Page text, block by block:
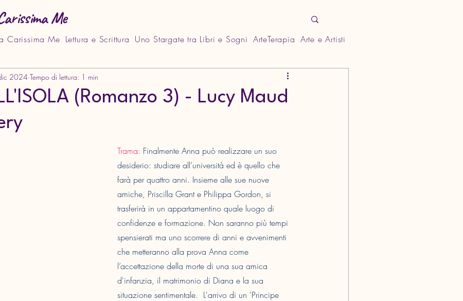
Me
Carissima Me Lettura e Scrittura Uno Stargate tra Libri e Sogni ArteTerapia Arte e Artisti
(Romanzo 3) - Lucy Maud
2024 Tempo di lettura: 1 min
Trama: Finalmente Anna può realizzare un suo
desiderio: studiare all’università ed è quello che
farà per quattro anni. Insieme alle sue nuove
amiche, Priscilla Grant e Philippa Gordon, si
trasferirà in un appartamentino quale luogo di
confidenze e formazione. Non saranno più tempi
spensierati ma uno scorrere di anni e avvenimenti
che metteranno alla prova Anna come
l’accettazione della morte di una sua amica
d'infanzia, il matrimonio di Diana e la sua
situazione sentimentale.  L'arrivo di un 'Principe